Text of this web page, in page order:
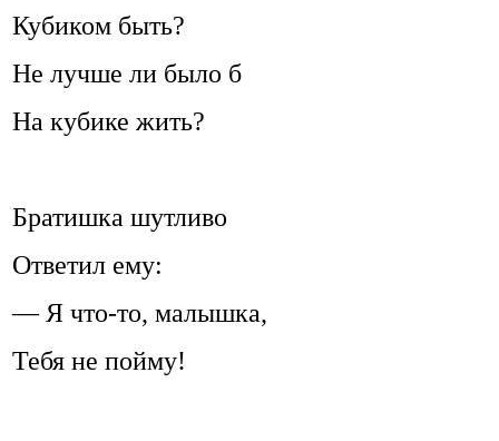
Кубиком быть?
Не лучше ли было б
На кубике жить?
Братишка шутливо
Ответил ему:
— Я что-то, малышка,
Тебя не пойму!